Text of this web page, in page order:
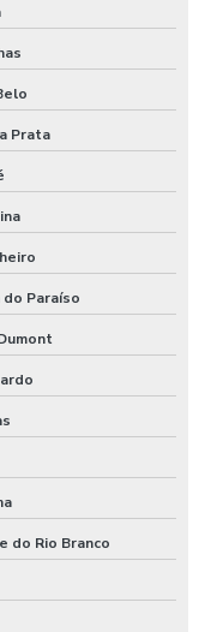
Prata
do Paraíso
do Rio Branco